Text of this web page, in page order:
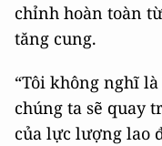
chỉnh hoàn toàn
tăng cung.
“Tôi không nghĩ
chúng ta sẽ quay
của lực lượng lao